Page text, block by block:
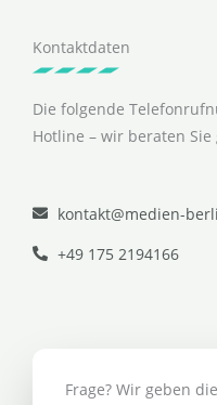
Kontaktdaten
Die folgende
Hotline – wir beraten Sie
kontakt@medien-
+49 175 2194166
Frage? Wir geben